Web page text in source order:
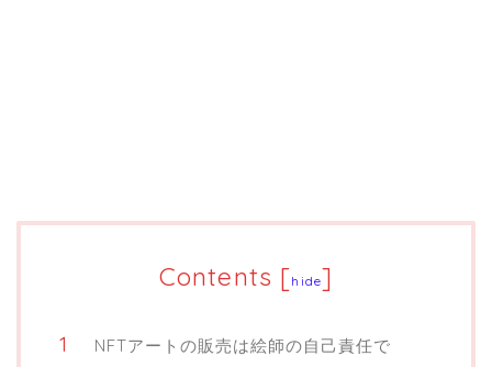
Contents [hide]
NFTアートの販売は絵師の自己責任で